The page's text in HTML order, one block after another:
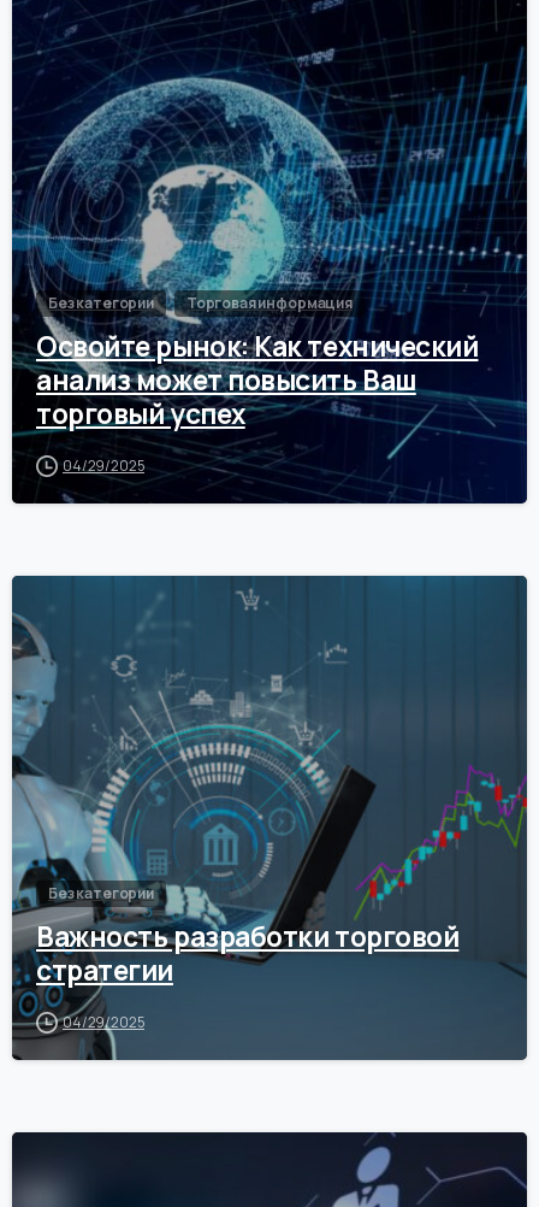
0
Без категории Торговая информация
Освойте рынок: Как технический
анализ может повысить Ваш
торговый успех
04/29/2025
Без категории
Важность разработки торговой
стратегии
04/29/2025
0